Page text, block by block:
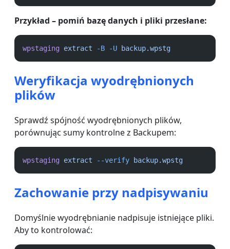
Przykład – pomiń bazę danych i pliki przesłane:
wpstaging extract -B -U backup.wpstg
Weryfikacja wyodrębnionych
plików
Sprawdź spójność wyodrębnionych plików,
porównując sumy kontrolne z Backupem:
wpstaging extract --verify backup.wpstg
Zachowanie przy nadpisywaniu
Domyślnie wyodrębnianie nadpisuje istniejące pliki.
Aby to kontrolować: